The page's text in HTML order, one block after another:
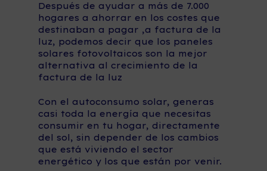
Después de ayudar a más de 7.000
hogares a ahorrar en los costes que
destinaban a pagar ,a factura de la
luz, podemos decir que los paneles
solares fotovoltaicos son la mejor
alternativa al crecimiento de la
factura de la luz
Con el autoconsumo solar, generas
casi toda la energía que necesitas
consumir en tu hogar, directamente
del sol, sin depender de los cambios
que está viviendo el sector
energético y los que están por venir.